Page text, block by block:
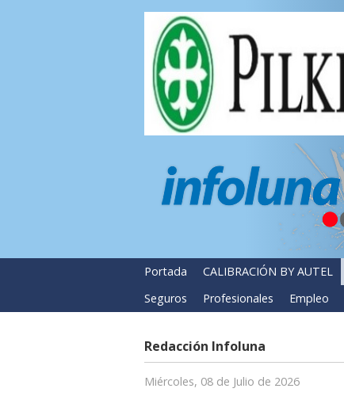
Portada CALIBRACIÓN BY AUTEL
Seguros
Profesionales Empleo
Redacción Infoluna
Miércoles, 08 de Julio de 2026